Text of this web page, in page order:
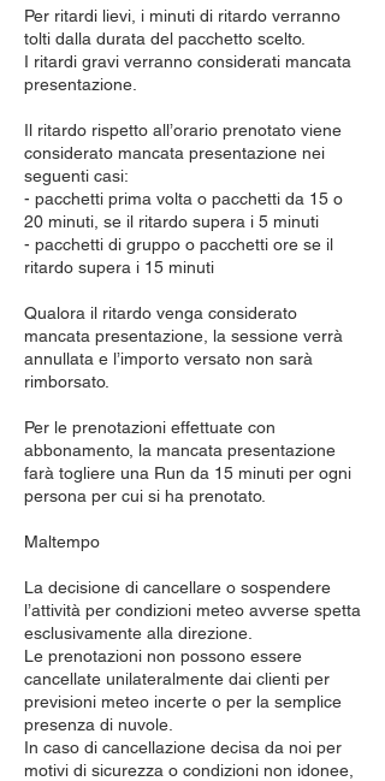
Per ritardi lievi, i minuti di ritardo verranno
tolti dalla durata del pacchetto scelto.
I ritardi gravi verranno considerati mancata
presentazione.
Il ritardo rispetto all’orario prenotato viene
considerato mancata presentazione nei
seguenti casi:
- pacchetti prima volta o pacchetti da 15 o
20 minuti, se il ritardo supera i 5 minuti
- pacchetti di gruppo o pacchetti ore se il
ritardo supera i 15 minuti
Qualora il ritardo venga considerato
mancata presentazione, la sessione verrà
annullata e l’importo versato non sarà
rimborsato.
Per le prenotazioni effettuate con
abbonamento, la mancata presentazione
farà togliere una Run da 15 minuti per ogni
persona per cui si ha prenotato.
Maltempo
La decisione di cancellare o sospendere
l’attività per condizioni meteo avverse spetta
esclusivamente alla direzione.
Le prenotazioni non possono essere
cancellate unilateralmente dai clienti per
previsioni meteo incerte o per la semplice
presenza di nuvole.
In caso di cancellazione decisa da noi per
motivi di sicurezza o condizioni non idonee,